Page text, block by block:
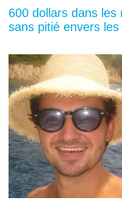
600 dollars dans
sans pitié envers